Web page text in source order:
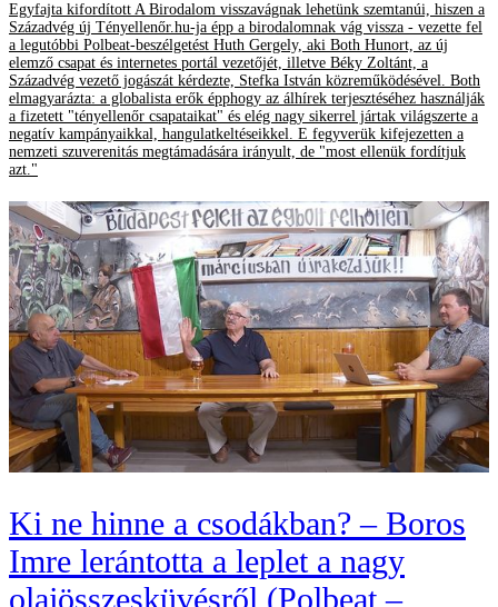
Egyfajta kifordított A Birodalom visszavágnak lehetünk szemtanúi, hiszen a
Századvég új Tényellenőr.hu-ja épp a birodalomnak vág vissza - vezette fel
a legutóbbi Polbeat-beszélgetést Huth Gergely, aki Both Hunort, az új
elemző csapat és internetes portál vezetőjét, illetve Béky Zoltánt, a
Századvég vezető jogászát kérdezte, Stefka István közreműködésével. Both
elmagyarázta: a globalista erők épphogy az álhírek terjesztéséhez használják
a fizetett "tényellenőr csapataikat" és elég nagy sikerrel jártak világszerte a
negatív kampányaikkal, hangulatkeltéseikkel. E fegyverük kifejezetten a
nemzeti szuverenitás megtámadására irányult, de "most ellenük fordítjuk
azt."
Ki ne hinne a csodákban? – Boros
Imre lerántotta a leplet a nagy
olajösszesküvésről (Polbeat –